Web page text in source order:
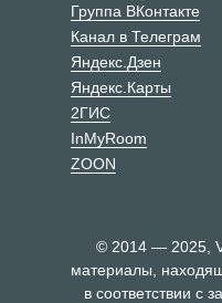
© 2014 — 2025,
материалы,
в соответствии с
InMyRoom
ZOON
Яндекс.Дзен
Яндекс.Карты
Группа ВКонтакте
2ГИС
Канал в Телеграм